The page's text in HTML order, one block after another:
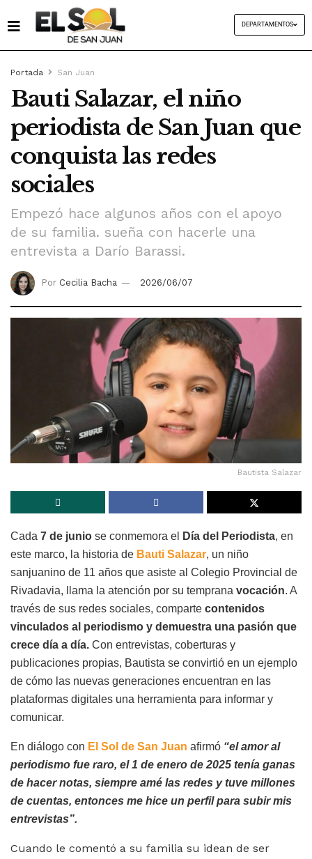
DEPARTAMENTOS
Portada San Juan
Bauti Salazar, el niño
periodista de San Juan que
conquista las redes
sociales
Empezó hace algunos años con el apoyo
de su familia. sueña con hacerle una
entrevista a Darío Barassi.
Por Cecilia Bacha 2026/06/07
Bautista Salazar
Cada 7 de junio se conmemora el Día del Periodista, en
este marco, la historia de Bauti Salazar, un niño
sanjuanino de 11 años que asiste al Colegio Provincial de
Rivadavia, llama la atención por su temprana vocación. A
través de sus redes sociales, comparte contenidos
vinculados al periodismo y demuestra una pasión que
crece día a día. Con entrevistas, coberturas y
publicaciones propias, Bautista se convirtió en un ejemplo
de cómo las nuevas generaciones encuentran en las
plataformas digitales una herramienta para informar y
comunicar.
En diálogo con El Sol de San Juan afirmó “el amor al
periodismo fue raro, el 1 de enero de 2025 tenía ganas
de hacer notas, siempre amé las redes y tuve millones
de cuentas, entonces me hice un perfil para subir mis
entrevistas”.
Cuando le comentó a su familia su idean de ser